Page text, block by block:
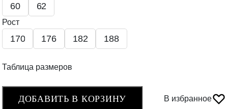
60 62
Рост
170 176 182 188
Таблица размеров
ДОБАВИТЬ В КОРЗИНУ В избранное